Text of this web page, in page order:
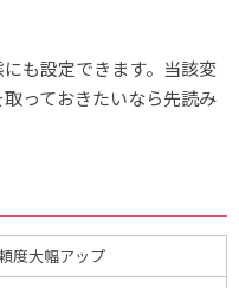
も設定できます。当該変
っておきたいなら先読み
度大幅アップ